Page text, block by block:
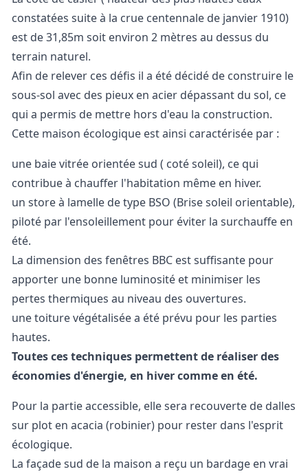
constatées suite à la crue centennale de janvier 1910)
est de 31,85m soit environ 2 mètres au dessus du
terrain naturel.
Afin de relever ces défis il a été décidé de construire le
sous-sol avec des pieux en acier dépassant du sol, ce
qui a permis de mettre hors d'eau la construction.
Cette maison écologique est ainsi caractérisée par :
une baie vitrée orientée sud ( coté soleil), ce qui
contribue à chauffer l'habitation même en hiver.
un store à lamelle de type BSO (Brise soleil orientable),
piloté par l'ensoleillement pour éviter la surchauffe en
été.
La dimension des fenêtres BBC est suffisante pour
apporter une bonne luminosité et minimiser les
pertes thermiques au niveau des ouvertures.
une toiture végétalisée a été prévu pour les parties
hautes.
Toutes ces techniques permettent de réaliser des
économies d'énergie, en hiver comme en été.
Pour la partie accessible, elle sera recouverte de dalles
sur plot en acacia (robinier) pour rester dans l'esprit
écologique.
La façade sud de la maison a reçu un bardage en vrai